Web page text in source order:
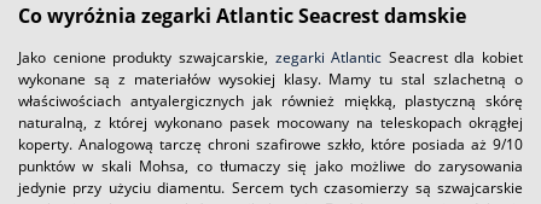
Co wyróżnia zegarki Atlantic Seacrest damskie
Jako cenione produkty szwajcarskie, zegarki Atlantic Seacrest dla kobiet
wykonane są z materiałów wysokiej klasy. Mamy tu stal szlachetną o
właściwościach antyalergicznych jak również miękką, plastyczną skórę
naturalną, z której wykonano pasek mocowany na teleskopach okrągłej
koperty. Analogową tarczę chroni szafirowe szkło, które posiada aż 9/10
punktów w skali Mohsa, co tłumaczy się jako możliwe do zarysowania
jedynie przy użyciu diamentu. Sercem tych czasomierzy są szwajcarskie